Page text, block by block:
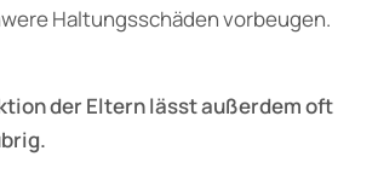
Haltungsschäden vorbeugen.
der Eltern lässt außerdem oft